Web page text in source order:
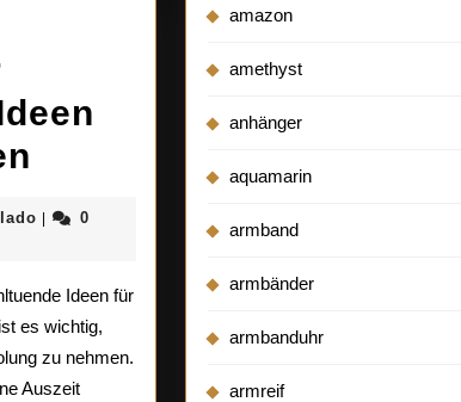
Geschenke
zur
Entspannung:
Ideen
für
elsotanosellado
0
Ideen für
es wichtig,
zu nehmen.
Auszeit
amazon
amethyst
anhänger
aquamarin
armband
armbänder
armbanduhr
armreif